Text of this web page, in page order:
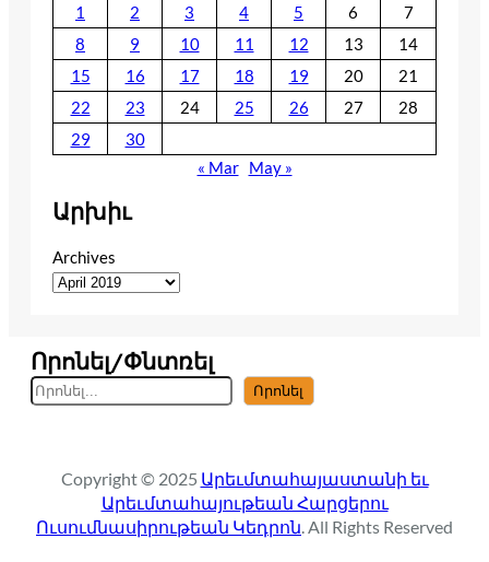
1
2 3 4 5 6
7
8
9 10 11 12 13
14
15
16 17 18 19 20
21
22
23 24 25 26 27
28
29
30
« Mar May »
Արխիւ
Archives
Որոնել/Փնտռել
S
e
c
h
Որոնել
Copyright © 2025 Արեւմտահայաստանի եւ
Արեւմտահայութեան Հարցերու
Ուսումնասիրութեան Կեդրոն. All Rights Reserved